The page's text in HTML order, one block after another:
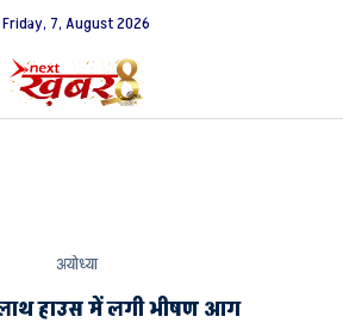
Friday, 7, August 2026
अयोध्या
हाउस में लगी भीषण आग